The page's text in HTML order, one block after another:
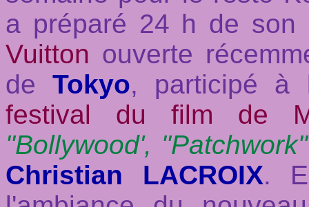
a préparé 24 h de son
Vuitton ouverte
deTokyo, participé à
festival du film de
"Bollywood', "Patchwork"
Christian LACROIX.